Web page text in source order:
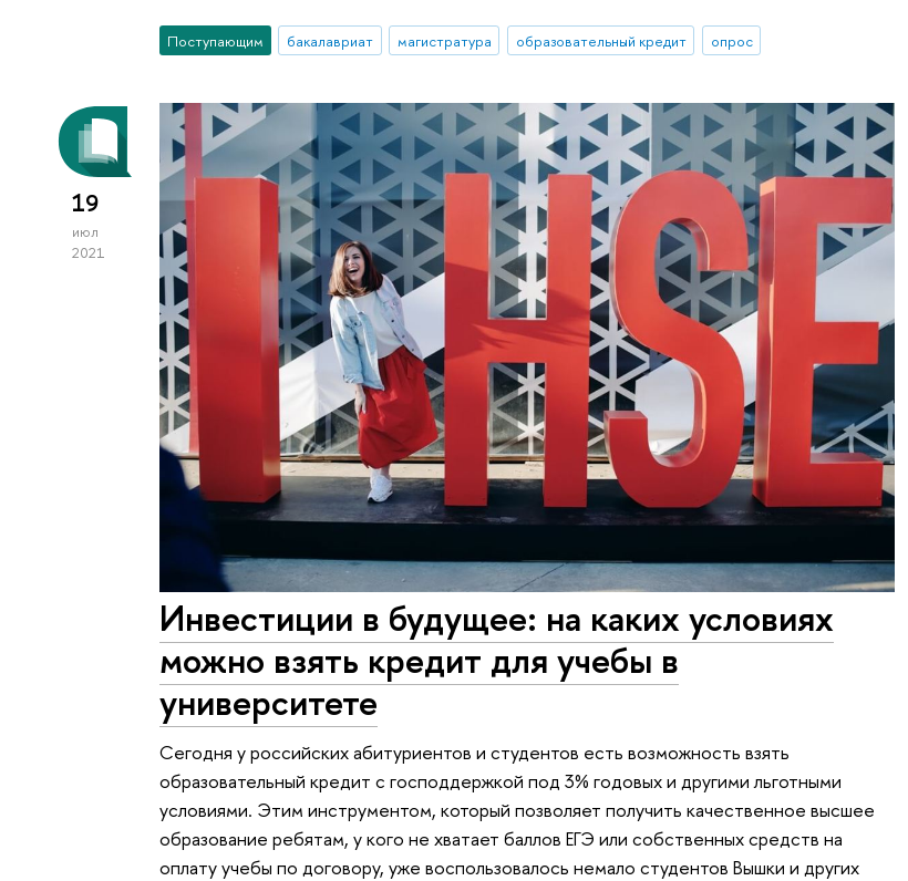
Поступающим бакалавриат магистратура образовательный кредит опрос
19
июл
2021
Инвестиции в будущее: на каких условиях
можно взять кредит для учебы в
университете
Сегодня у российских абитуриентов и студентов есть возможность взять
образовательный кредит с господдержкой под 3% годовых и другими льготными
условиями. Этим инструментом, который позволяет получить качественное высшее
образование ребятам, у кого не хватает баллов ЕГЭ или собственных средств на
оплату учебы по договору, уже воспользовалось немало студентов Вышки и других